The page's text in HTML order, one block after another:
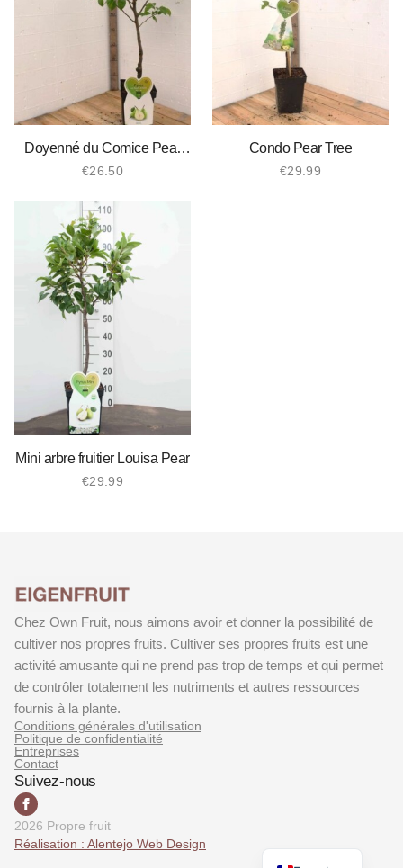
Doyenné du Comice Pear
Tree
€26.50
Condo Pear Tree
€29.99
Mini arbre fruitier Louisa Pear
€29.99
Chez Own Fruit, nous aimons avoir et donner la possibilité de
cultiver nos propres fruits. Cultiver ses propres fruits est une
activité amusante qui ne prend pas trop de temps et qui permet
de contrôler totalement les nutriments et autres ressources
fournis à la plante.
Conditions générales d'utilisation
Politique de confidentialité
Entreprises
Contact
Suivez-nous
2026 Propre fruit
Réalisation : Alentejo Web Design
Dutch